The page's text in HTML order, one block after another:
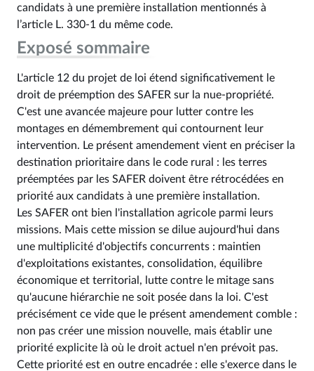
candidats à une première installation mentionnés à
l’article L. 330‑1 du même code.
Exposé sommaire
L'article 12 du projet de loi étend significativement le
droit de préemption des SAFER sur la nue-propriété.
C'est une avancée majeure pour lutter contre les
montages en démembrement qui contournent leur
intervention. Le présent amendement vient en préciser la
destination prioritaire dans le code rural : les terres
préemptées par les SAFER doivent être rétrocédées en
priorité aux candidats à une première installation.
Les SAFER ont bien l'installation agricole parmi leurs
missions. Mais cette mission se dilue aujourd'hui dans
une multiplicité d'objectifs concurrents : maintien
d'exploitations existantes, consolidation, équilibre
économique et territorial, lutte contre le mitage sans
qu'aucune hiérarchie ne soit posée dans la loi. C'est
précisément ce vide que le présent amendement comble :
non pas créer une mission nouvelle, mais établir une
priorité explicite là où le droit actuel n'en prévoit pas.
Cette priorité est en outre encadrée : elle s'exerce dans le